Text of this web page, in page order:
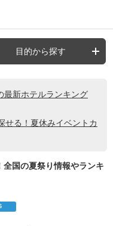
目的から探す
最新ホテルランキング
せる！夏休みイベントカ
全国の夏祭り情報やランキ